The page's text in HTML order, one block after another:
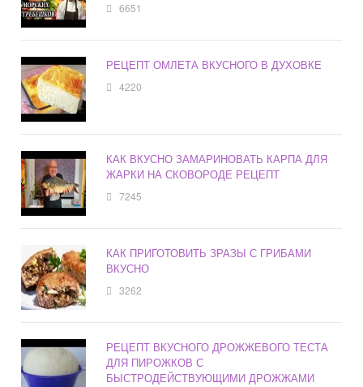
6651
РЕЦЕПТ ОМЛЕТА ВКУСНОГО В ДУХОВКЕ
4220
КАК ВКУСНО ЗАМАРИНОВАТЬ КАРПА ДЛЯ
ЖАРКИ НА СКОВОРОДЕ РЕЦЕПТ
7245
КАК ПРИГОТОВИТЬ ЗРАЗЫ С ГРИБАМИ
ВКУСНО
3262
РЕЦЕПТ ВКУСНОГО ДРОЖЖЕВОГО ТЕСТА
ДЛЯ ПИРОЖКОВ С
БЫСТРОДЕЙСТВУЮЩИМИ ДРОЖЖАМИ